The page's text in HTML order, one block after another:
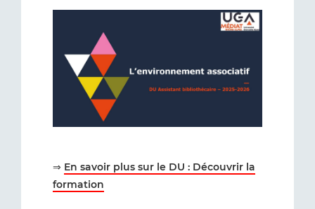
⇒ En savoir plus sur le DU : Découvrir la
formation